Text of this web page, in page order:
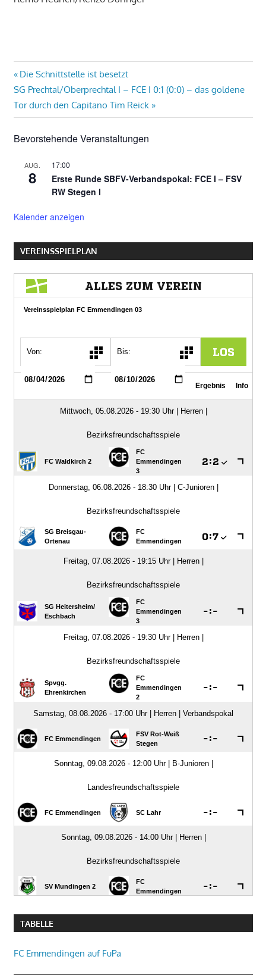
Beitragsnavigation
Vorheriger
Beitrag:
Die Schnittstelle ist besetzt
Nächster
Beitrag:
SG Prechtal/Oberprechtal I – FCE I 0:1 (0:0) – das goldene
Tor durch den Capitano Tim Reick
Bevorstehende Veranstaltungen
AUG.
8
17:00
Erste Runde SBFV-Verbandspokal: FCE I – FSV
RW Stegen I
Kalender anzeigen
VEREINSSPIELPLAN
TABELLE
FC Emmendingen auf FuPa